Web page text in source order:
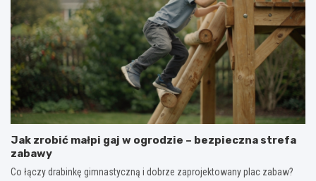
Jak zrobić małpi gaj w ogrodzie – bezpieczna strefa
zabawy
Co łączy drabinkę gimnastyczną i dobrze zaprojektowany plac zabaw?